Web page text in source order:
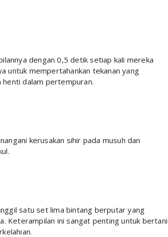
dengan 0,5 detik setiap kali mereka
untuk mempertahankan tekanan yang
dalam pertempuran.
kerusakan sihir pada musuh dan
satu set lima bintang berputar yang
Keterampilan ini sangat penting untuk bertani